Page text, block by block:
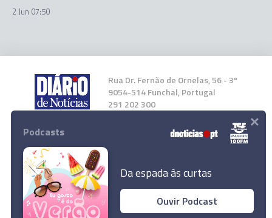
2 Jun 07:50
Rua Dr. Fernão de Ornelas, 56 - 3º
9054-514 Funchal, Portugal
291 202 300
Instale a nossa App
© 2026 Empresa Diário de Notícias, Lda.
Podcasts
Da espada às curtas
Ouvir Podcast
×